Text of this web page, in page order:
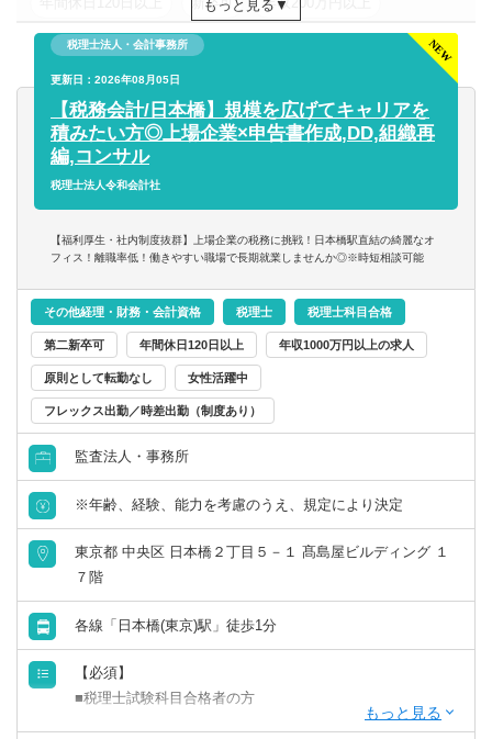
年収300万円以上 年収400万円以上 年収500万円以上
東京都 関東
もっと見る
税理士法人・会計事務所
更新日：2026年08月05日
【税務会計/日本橋】規模を広げてキャリアを
積みたい方◎上場企業×申告書作成,DD,組織再
編,コンサル
税理士法人令和会計社
【福利厚生・社内制度抜群】上場企業の税務に挑戦！日本橋駅直結の綺麗なオ
フィス！離職率低！働きやすい職場で長期就業しませんか◎※時短相談可能
その他経理・財務・会計資格 税理士 税理士科目合格
第二新卒可 年間休日120日以上 年収1000万円以上の求人
原則として転勤なし 女性活躍中
フレックス出勤／時差出勤（制度あり）
監査法人・事務所
※年齢、経験、能力を考慮のうえ、規定により決定
東京都 中央区 日本橋２丁目５－１ 髙島屋ビルディング １
７階
各線「日本橋(東京)駅」徒歩1分
【必須】
■税理士試験科目合格者の方